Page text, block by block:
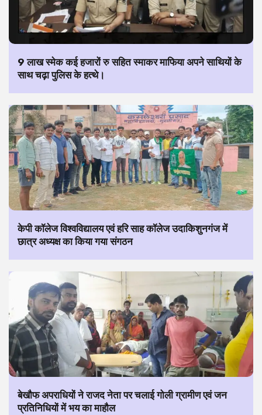
9 लाख स्मेक कई हजारों रु सहित स्माकर माफिया अपने साथियों के
साथ चढ़ा पुलिस के हत्थे।
केपी कॉलेज विश्वविद्यालय एवं हरि साह कॉलेज उदाकिशुनगंज में
छात्र अध्यक्ष का किया गया संगठन
बेखौफ अपराधियों ने राजद नेता पर चलाई गोली ग्रामीण एवं जन
प्रतिनिधियों में भय का माहौल